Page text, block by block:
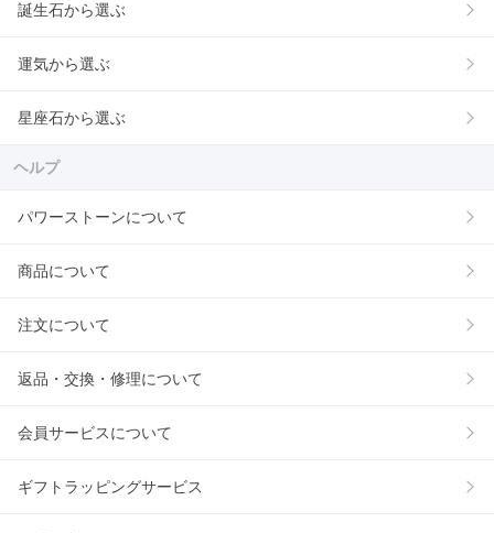
誕生石から選ぶ
運気から選ぶ
星座石から選ぶ
ヘルプ
パワーストーンについて
商品について
注文について
返品・交換・修理について
会員サービスについて
ギフトラッピングサービス